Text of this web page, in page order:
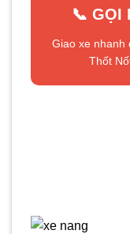
📞 GỌI
Giao xe nhanh
Thốt